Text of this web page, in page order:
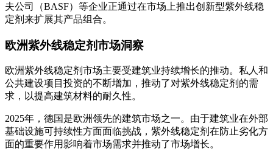
夫公司（BASF）等企业正通过在市场上推出创新型紫外线稳
定剂来扩展其产品组合。
欧洲紫外线稳定剂市场洞察
欧洲紫外线稳定剂市场主要受建筑业持续增长的推动。私人和
公共建设项目投资的不断增加，推动了对紫外线稳定剂的需
求，以提高建筑材料的耐久性。
2025年，德国是欧洲领先的建筑市场之一。由于建筑业在外部
基础设施可持续性方面面临挑战，紫外线稳定剂在防止劣化方
面的重要作用影响着市场需求并推动了市场增长。